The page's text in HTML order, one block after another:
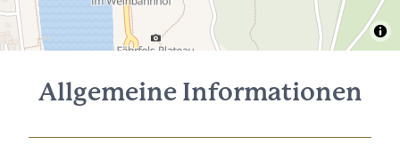
Allgemeine Informationen